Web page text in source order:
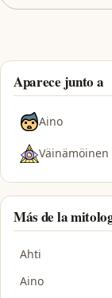
Aparece junto a
Aino
Väinämöinen
Más de la
Ahti
Aino